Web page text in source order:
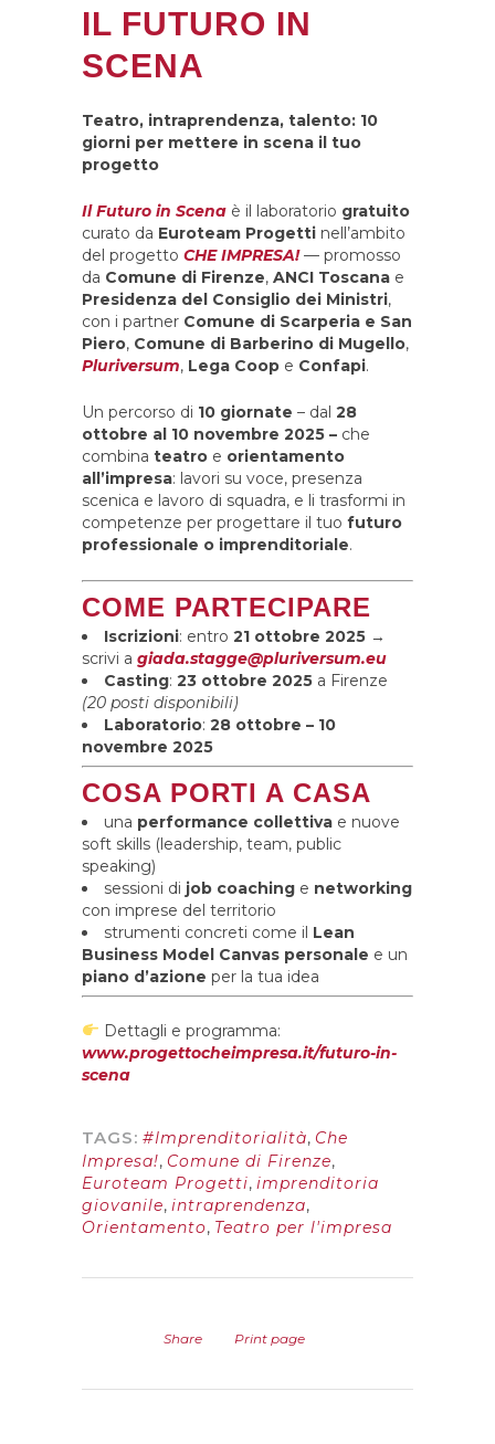
IL FUTURO IN
SCENA
Teatro, intraprendenza, talento: 10
giorni per mettere in scena il tuo
progetto
Il Futuro in Scena è il laboratorio gratuito
curato da Euroteam Progetti nell’ambito
del progetto CHE IMPRESA!— promosso
da Comune di Firenze, ANCI Toscana e
Presidenza del Consiglio dei Ministri,
con i partner Comune di Scarperia e San
Piero, Comune di Barberino di Mugello,
Pluriversum, Lega Coop e Confapi.
Un percorso di 10 giornate – dal 28
ottobre al 10 novembre 2025 – che
combina teatro e orientamento
all’impresa: lavori su voce, presenza
scenica e lavoro di squadra, e li trasformi in
competenze per progettare il tuo futuro
professionale o imprenditoriale.
COME PARTECIPARE
Iscrizioni: entro 21 ottobre 2025 →
scrivi a giada.stagge@pluriversum.eu
Casting: 23 ottobre 2025 a Firenze
(20 posti disponibili)
Laboratorio: 28 ottobre – 10
novembre 2025
COSA PORTI A CASA
una performance collettiva e nuove
soft skills (leadership, team, public
speaking)
sessioni di job coaching e networking
con imprese del territorio
strumenti concreti come il Lean
Business Model Canvas personale e un
piano d’azione per la tua idea
Dettagli e programma:
www.progettocheimpresa.it/futuro-in-
scena
TAGS: #Imprenditorialità, Che
Impresa!, Comune di Firenze,
Euroteam Progetti, imprenditoria
giovanile, intraprendenza,
Orientamento, Teatro per l'impresa
Share Print page